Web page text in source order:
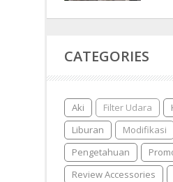
CATEGORIES
Aki Filter Udara
Liburan
Modifikasi
Pengetahuan
Review Accessories